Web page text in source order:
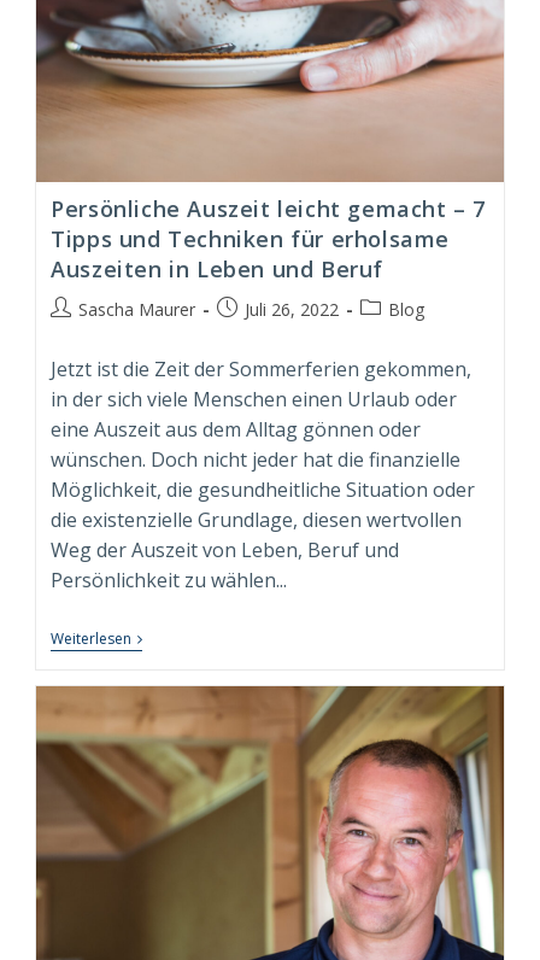
Persönliche Auszeit leicht gemacht – 7
Tipps und Techniken für erholsame
Auszeiten in Leben und Beruf
Beitrags-
Sascha Maurer
BeitragJuli 26, 2022
Beitrags-
Blog
Jetzt ist die Zeit der Sommerferien gekommen,
in der sich viele Menschen einen Urlaub oder
eine Auszeit aus dem Alltag gönnen oder
wünschen. Doch nicht jeder hat die finanzielle
Möglichkeit, die gesundheitliche Situation oder
die existenzielle Grundlage, diesen wertvollen
Weg der Auszeit von Leben, Beruf und
Persönlichkeit zu wählen...
Weiterlesen Persönliche
Auszeit
Gemacht
7
Tipps
Und
Techniken
Für
Erholsame
Auszeiten